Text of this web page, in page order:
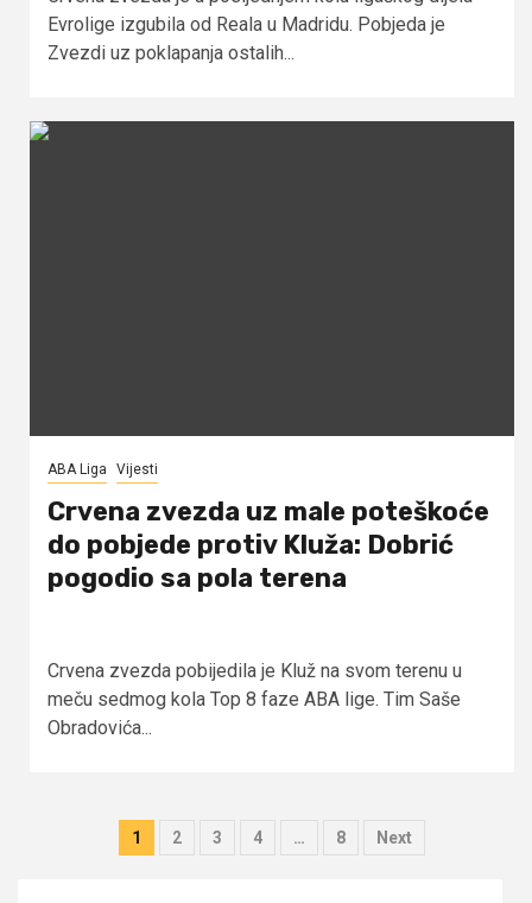
Evrolige izgubila od Reala u Madridu. Pobjeda je
Zvezdi uz poklapanja ostalih...
ABA Liga Vijesti
Crvena zvezda uz male poteškoće
do pobjede protiv Kluža: Dobrić
pogodio sa pola terena
Crvena zvezda pobijedila je Kluž na svom terenu u
meču sedmog kola Top 8 faze ABA lige. Tim Saše
Obradovića...
Posts
1 2 3 4 … 8 Next